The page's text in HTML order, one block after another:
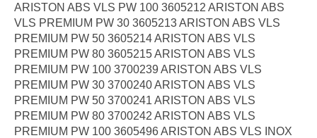
ARISTON ABS VLS PW 100 3605212 ARISTON ABS
VLS PREMIUM PW 30 3605213 ARISTON ABS VLS
PREMIUM PW 50 3605214 ARISTON ABS VLS
PREMIUM PW 80 3605215 ARISTON ABS VLS
PREMIUM PW 100 3700239 ARISTON ABS VLS
PREMIUM PW 30 3700240 ARISTON ABS VLS
PREMIUM PW 50 3700241 ARISTON ABS VLS
PREMIUM PW 80 3700242 ARISTON ABS VLS
PREMIUM PW 100 3605496 ARISTON ABS VLS INOX